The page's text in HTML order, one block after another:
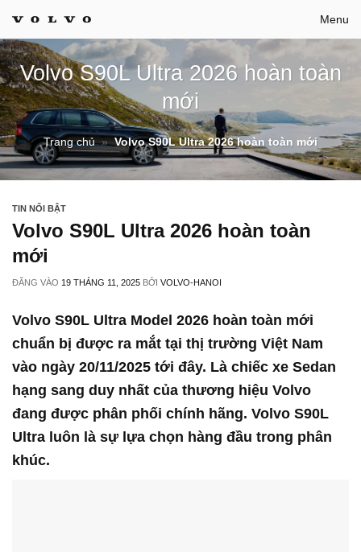
nội
dung
Menu
Volvo S90L Ultra 2026 hoàn toàn
mới
Trang chủ » Volvo S90L Ultra 2026 hoàn toàn mới
TIN NỔI BẬT
Volvo S90L Ultra 2026 hoàn toàn
mới
ĐĂNG VÀO 19 THÁNG 11, 2025 BỞI VOLVO-HANOI
Volvo S90L Ultra Model 2026 hoàn toàn mới
chuẩn bị được ra mắt tại thị trường Việt Nam
vào ngày 20/11/2025 tới đây. Là chiếc xe Sedan
hạng sang duy nhất của thương hiệu Volvo
đang được phân phối chính hãng. Volvo S90L
Ultra luôn là sự lựa chọn hàng đầu trong phân
khúc.